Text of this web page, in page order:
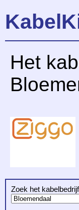
Het
Zoek het